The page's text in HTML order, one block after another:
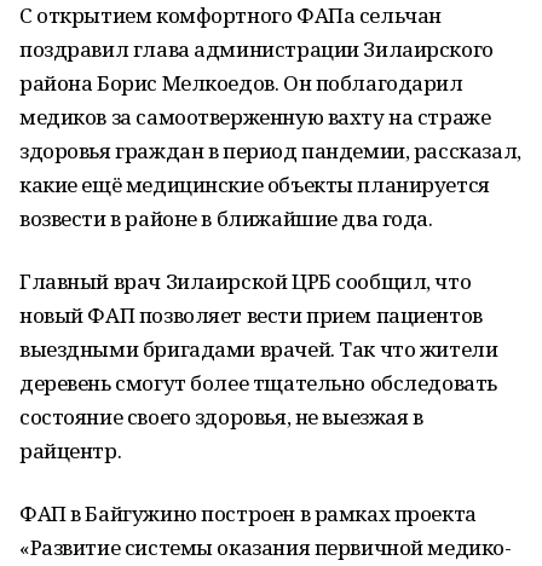
С открытием комфортного ФАПа сельчан
поздравил глава администрации Зилаирского
района Борис Мелкоедов. Он поблагодарил
медиков за самоотверженную вахту на страже
здоровья граждан в период пандемии, рассказал,
какие ещё медицинские объекты планируется
возвести в районе в ближайшие два года.
Главный врач Зилаирской ЦРБ сообщил, что
новый ФАП позволяет вести прием пациентов
выездными бригадами врачей. Так что жители
деревень смогут более тщательно обследовать
состояние своего здоровья, не выезжая в
райцентр.
ФАП в Байгужино построен в рамках проекта
«Развитие системы оказания первичной медико-